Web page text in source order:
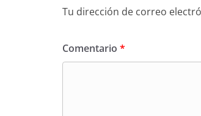
Tu dirección de correo
Comentario *